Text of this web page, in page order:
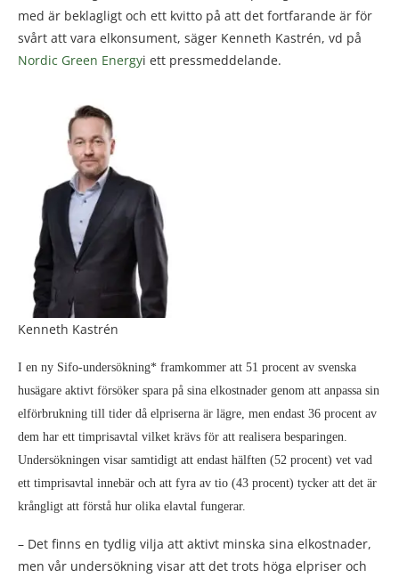
med är beklagligt och ett kvitto på att det fortfarande är för
svårt att vara elkonsument, säger Kenneth Kastrén, vd på
Nordic Green Energyi ett pressmeddelande.
Kenneth Kastrén
I en ny Sifo-undersökning* framkommer att 51 procent av svenska
husägare aktivt försöker spara på sina elkostnader genom att anpassa sin
elförbrukning till tider då elpriserna är lägre, men endast 36 procent av
dem har ett timprisavtal vilket krävs för att realisera besparingen.
Undersökningen visar samtidigt att endast hälften (52 procent) vet vad
ett timprisavtal innebär och att fyra av tio (43 procent) tycker att det är
krångligt att förstå hur olika elavtal fungerar.
– Det finns en tydlig vilja att aktivt minska sina elkostnader,
men vår undersökning visar att det trots höga elpriser och